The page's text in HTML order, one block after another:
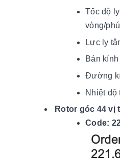
Tốc độ
vòng/
Lực ly
Bán
Đường
Nhiệt độ
Rotor góc 44 vị
Code: